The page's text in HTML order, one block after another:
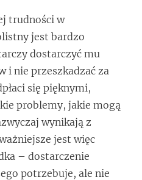
trudności w
jest bardzo
dostarczyć mu
i nie przeszkadzać za
się pięknymi,
problemy, jakie mogą
wynikają z
jest więc
– dostarczenie
potrzebuje, ale nie